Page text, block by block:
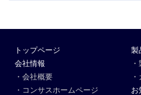
トップページ
会社情報
・会社概要
・コンサスホームページ
製
お